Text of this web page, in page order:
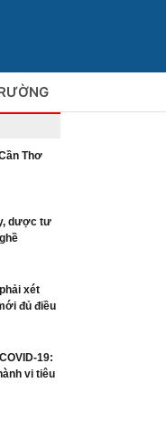
Thơ
dược tư
xét
đủ điều
19:
vi tiêu